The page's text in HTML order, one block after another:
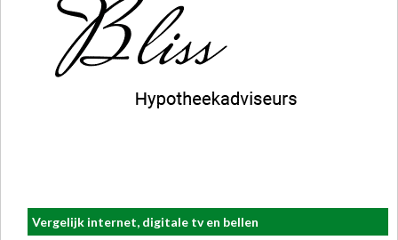
Vergelijk internet, digitale tv en bellen